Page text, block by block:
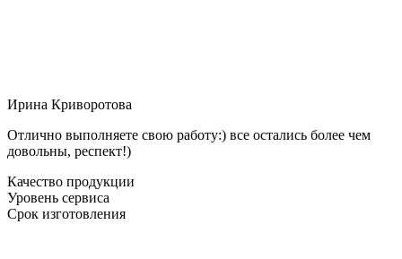
Ирина Криворотова
Отлично выполняете свою работу:) все остались более чем
довольны, респект!)
Качество продукции
Уровень сервиса
Срок изготовления